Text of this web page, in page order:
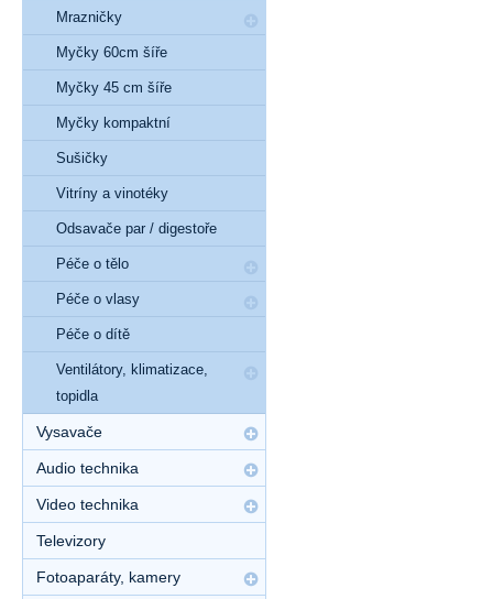
Mrazničky
Myčky 60cm šíře
Myčky 45 cm šíře
Myčky kompaktní
Sušičky
Vitríny a vinotéky
Odsavače par / digestoře
Péče o tělo
Péče o vlasy
Péče o dítě
Ventilátory, klimatizace,
topidla
Vysavače
Audio technika
Video technika
Televizory
Fotoaparáty, kamery